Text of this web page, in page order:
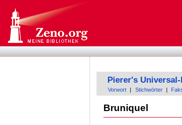
Pierer's
Vorwort Stichwörter
Bruniquel